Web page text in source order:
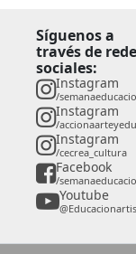
Síguenos a
través de
sociales:
Instagram
/
Instagram
/
Instagram
/cecrea_cultura
Facebook
/
Youtube